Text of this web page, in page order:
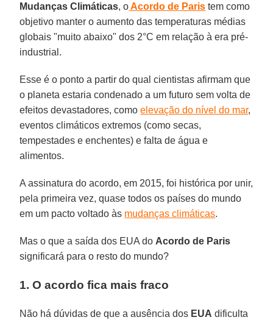
Mudanças Climáticas, oAcordo de Paris tem como
objetivo manter o aumento das temperaturas médias
globais "muito abaixo" dos 2°C em relação à era pré-
industrial.
Esse é o ponto a partir do qual cientistas afirmam que
o planeta estaria condenado a um futuro sem volta de
efeitos devastadores, comoelevação do nível do mar,
eventos climáticos extremos (como secas,
tempestades e enchentes) e falta de água e
alimentos.
A assinatura do acordo, em 2015, foi histórica por unir,
pela primeira vez, quase todos os países do mundo
em um pacto voltado às mudanças climáticas.
Mas o que a saída dos EUA do Acordo de Paris
significará para o resto do mundo?
1. O acordo fica mais fraco
Não há dúvidas de que a ausência dos EUA dificulta